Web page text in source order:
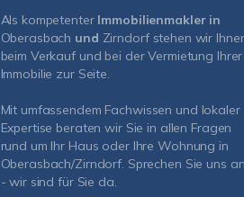
Als kompetenter Immobilienmakler in
Oberasbach und Zirndorf stehen wir
beim Verkauf und bei der Vermietung Ihrer
Immobilie zur Seite.
Mit umfassendem Fachwissen und lokaler
Expertise beraten wir Sie in allen Fragen
rund um Ihr Haus oder Ihre Wohnung in
Oberasbach/Zirndorf. Sprechen Sie uns an
- wir sind für Sie da.